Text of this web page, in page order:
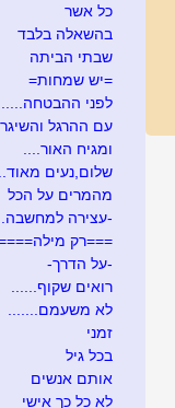
כל אשר
בהשאלה בלבד
שבתי הביתה
=יש שמחות=
לפני ההבטחה......
עם ההרגל
ומגיח האור....
שלום,נעים
מהמרים על הכל
-עצירה
===רק
-על הדרך-
רואים שקוף......
לא משעמם.......
זמני
בכל גיל
אותם אנשים
לא כל כך אישי